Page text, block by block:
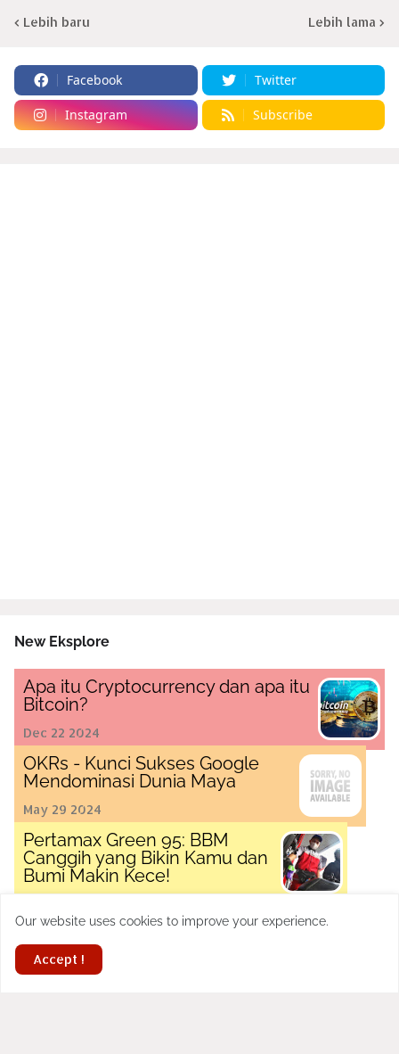
Lebih baru Lebih lama
Facebook Twitter
Instagram Subscribe
New Eksplore
Apa itu Cryptocurrency dan apa itu
Bitcoin?
Dec 22 2024
OKRs - Kunci Sukses Google
Mendominasi Dunia Maya
May 29 2024
Pertamax Green 95: BBM
Canggih yang Bikin Kamu dan
Bumi Makin Kece!
Kehidupan yang tidak teruji
adalah kehidupan yang tidak
bernilai
Our website uses cookies to improve your experience.
Accept !